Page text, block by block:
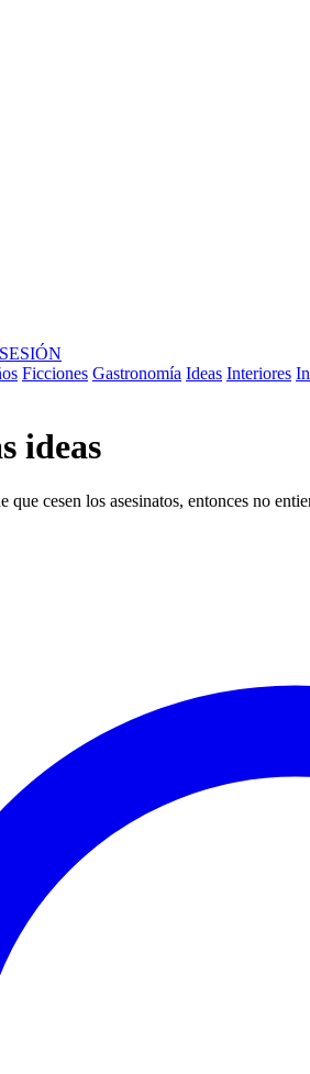
Ficciones Gastronomía Ideas Interiores
ideas
cesen los asesinatos, entonces no